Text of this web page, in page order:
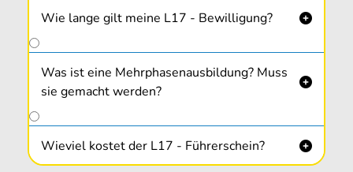
Wie lange gilt meine L17 - Bewilligung? 
Die Bewilligung bekommst du von der Behörde
ausgestellt und giltmaximal 18 Monate.Sie
wird nureinmalig ausgestellt
und kann somit
nicht verlängert werden.
Was ist eine Mehrphasenausbildung? Muss
sie gemacht werden?

Wieviel kostet der L17 - Führerschein? 